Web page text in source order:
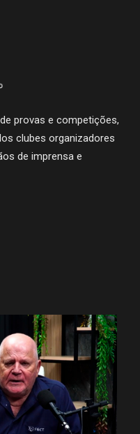
provas e competições,
clubes organizadores
de imprensa e